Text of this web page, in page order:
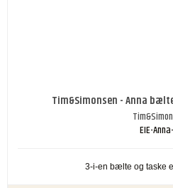
Tim&Simonsen - Anna
EIE-
3-i-en bælte og taske